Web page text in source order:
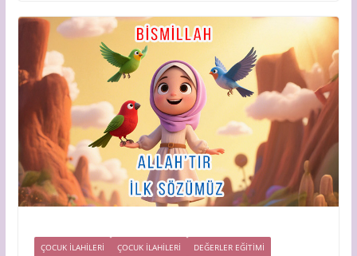
ÇOCUK İLAHİLERİ ÇOCUK ILAHILERI DEĞERLER EĞİTİMİ